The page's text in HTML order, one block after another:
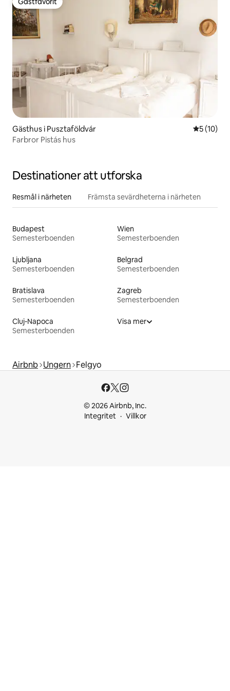
Gästfavorit
Gästhus i Pusztaföldvár 5 av 5 i
5 (10)
Farbror Pistás hus
Destinationer att utforska
Resmål i närheten Främsta sevärdheterna i närheten
Budapest
Semesterboenden
Wien
Semesterboenden
Ljubljana
Semesterboenden
Belgrad
Semesterboenden
Bratislava
Semesterboenden
Zagreb
Semesterboenden
Cluj-Napoca
Semesterboenden
Visa mer
Airbnb Ungern Felgyo
© 2026 Airbnb, Inc.
Integritet
Villkor